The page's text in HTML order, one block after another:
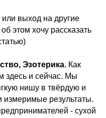
или выход на другие
этом хочу рассказать
Эзотерика. Как
здесь и сейчас. Мы
нишу в твёрдую и
результаты.
- сухой